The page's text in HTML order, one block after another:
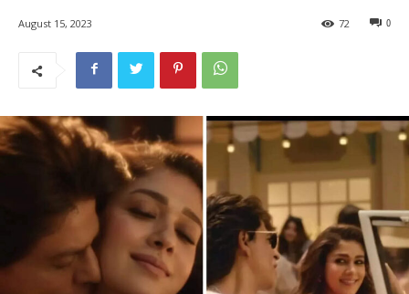
August 15, 2023 0
72